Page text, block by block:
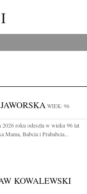
WIEK: 96
2026 roku odeszła w wieku 96 lat
Mama, Babcia i Prababcia...
KOWALEWSKI